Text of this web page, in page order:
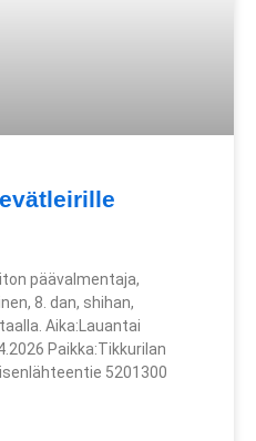
päävalmentaja,
8. dan, shihan,
Aika:Lauantai
Paikka:Tikkurilan
5201300